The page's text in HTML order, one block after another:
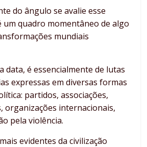
do ângulo se avalie esse
um quadro momentâneo de algo
mundiais
data, é essencialmente de lutas
expressas em diversas formas
partidos, associações,
organizações internacionais,
pela violência.
evidentes da civilização